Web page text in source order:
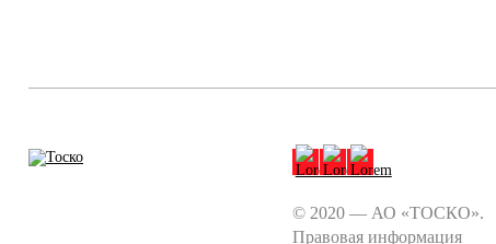
© 2020 — АО «ТОСКО».
Правовая информация